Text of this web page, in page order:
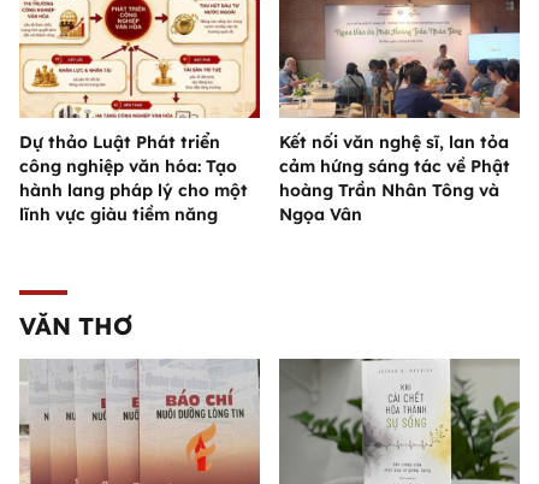
Dự thảo Luật Phát triển
công nghiệp văn hóa: Tạo
hành lang pháp lý cho một
lĩnh vực giàu tiềm năng
Kết nối văn nghệ sĩ, lan tỏa
cảm hứng sáng tác về Phật
hoàng Trần Nhân Tông và
Ngọa Vân
VĂN THƠ